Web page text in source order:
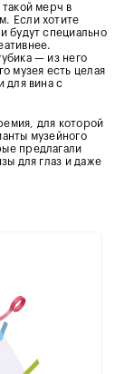
мерч в
Если хотите
будут специально
— из него
музея есть целая
для вина с
для которой
музейного
предлагали
для глаз и даже